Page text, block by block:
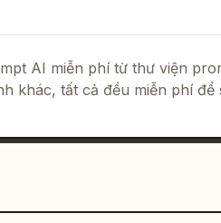
AI miễn phí từ thư viện
khác, tất cả đều miễn phí để